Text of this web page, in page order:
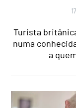
Turista
numa
a